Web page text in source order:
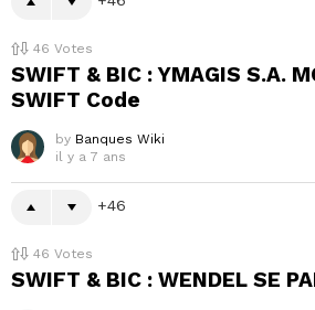
46 Votes
SWIFT & BIC : YMAGIS S.A.
SWIFT Code
by Banques Wiki
il y a 7 ans
46
46 Votes
SWIFT & BIC : WENDEL SE